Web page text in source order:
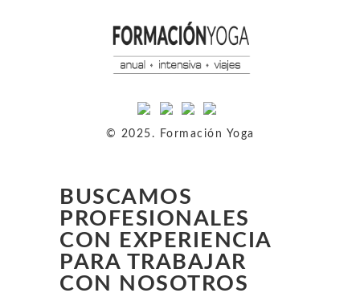
© 2025. Formación Yoga
BUSCAMOS
PROFESIONALES
CON EXPERIENCIA
PARA TRABAJAR
CON NOSOTROS